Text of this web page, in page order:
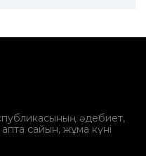
әдебиет,
сайын, жұма күні